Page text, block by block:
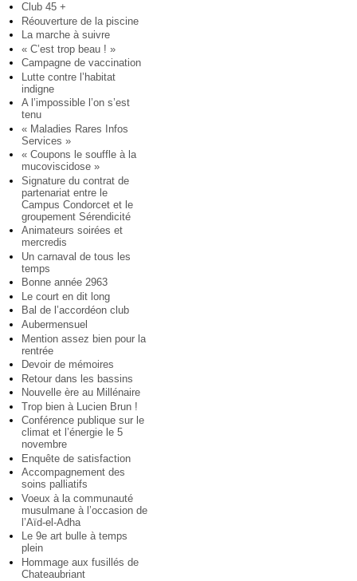
Club 45 +
Réouverture de la piscine
La marche à suivre
« C’est trop beau ! »
Campagne de vaccination
Lutte contre l’habitat
indigne
A l’impossible l’on s’est
tenu
« Maladies Rares Infos
Services »
« Coupons le souffle à la
mucoviscidose »
Signature du contrat de
partenariat entre le
Campus Condorcet et le
groupement Sérendicité
Animateurs soirées et
mercredis
Un carnaval de tous les
temps
Bonne année 2963
Le court en dit long
Bal de l’accordéon club
Aubermensuel
Mention assez bien pour la
rentrée
Devoir de mémoires
Retour dans les bassins
Nouvelle ère au Millénaire
Trop bien à Lucien Brun !
Conférence publique sur le
climat et l’énergie le 5
novembre
Enquête de satisfaction
Accompagnement des
soins palliatifs
Voeux à la communauté
musulmane à l’occasion de
l’Aïd-el-Adha
Le 9e art bulle à temps
plein
Hommage aux fusillés de
Chateaubriant